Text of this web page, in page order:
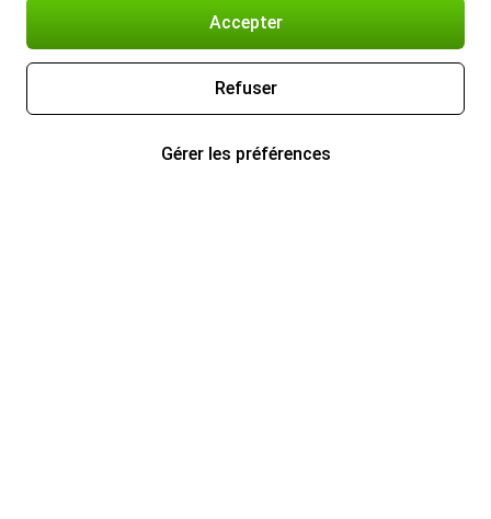
Accepter
Refuser
Gérer les préférences